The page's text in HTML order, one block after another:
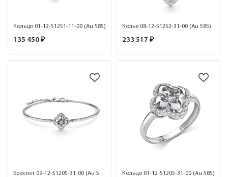
Кольцо 01-12-51251-11-00 (Au 585)
135 450 ₽
Колье 08-12-51252-31-00 (Au 585)
233 517 ₽
Браслет 09-12-51205-31-00 (Au 585) Кольцо 01-12-51205-31-00 (Au 585)